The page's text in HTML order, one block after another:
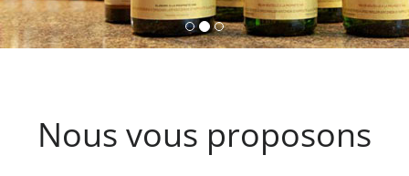
Nous vous proposons